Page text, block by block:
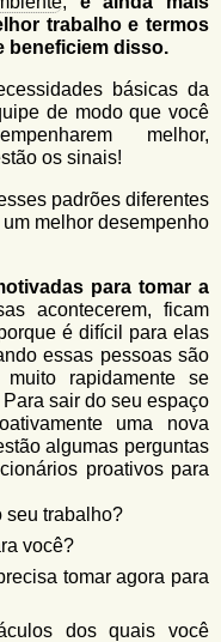
trabalho e termos
beneficiem disso.
básicas da
de modo que você
melhor,
os sinais!
padrões diferentes
melhor desempenho
para tomar a
acontecerem, ficam
é difícil para elas
essas pessoas são
rapidamente se
sair do seu espaço
uma nova
algumas perguntas
proativos para
seu trabalho?
você?
tomar agora para
dos quais você